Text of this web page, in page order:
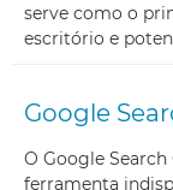
serve como o
escritório e
Google
O Google Search
ferramenta